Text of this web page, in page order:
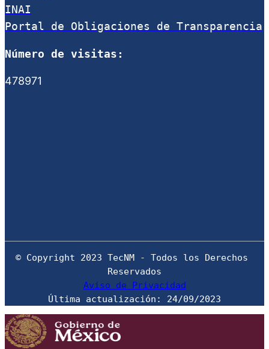
INAI
Portal de Obligaciones de Transparencia
Número de visitas:
478971
© Copyright 2023 TecNM - Todos los Derechos
Aviso de Privacidad
Última actualización: 24/09/2023